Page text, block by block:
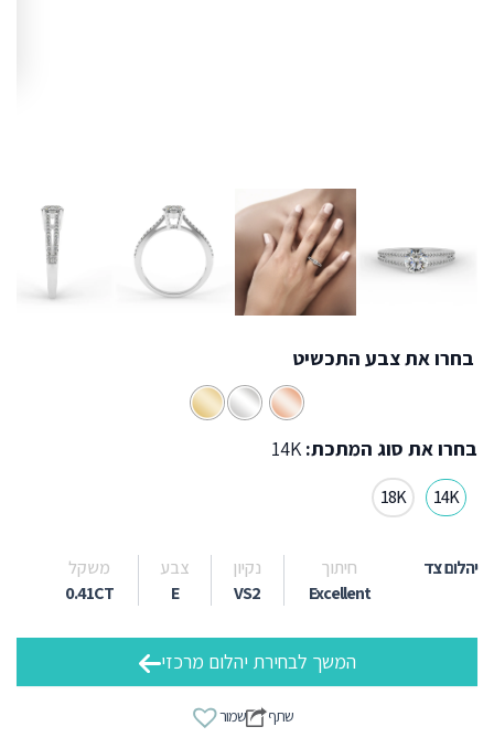
בחרו את צבע התכשיט
בחרו את סוג המתכת:14K
18K 14K
יהלום צד חיתוך נקיון צבע
משקל
Excellent
VS2
E
0.41CT
המשך לבחירת יהלום מרכזי
שמור שתף